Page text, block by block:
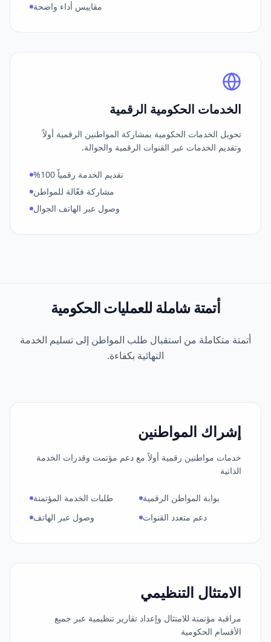
مقاييس أداء واضحة
الخدمات الحكومية الرقمية
تحويل الخدمات الحكومية بمشاركة المواطنين الرقمية أولاً
وتقديم الخدمات عبر القنوات الرقمية والجوالة.
تقديم الخدمة رقمياً 100%
مشاركة فعّالة للمواطن
وصول عبر الهاتف الجوال
أتمتة شاملة للعمليات الحكومية
أتمتة متكاملة من استقبال طلب المواطن إلى تسليم الخدمة
النهائية بكفاءة.
إشراك المواطنين
خدمات مواطنين رقمية أولاً مع دعم مؤتمت وقدرات الخدمة
الذاتية
بوابة المواطن الرقمية
طلبات الخدمة المؤتمتة
دعم متعدد القنوات
وصول عبر الهاتف
الامتثال التنظيمي
مراقبة مؤتمتة للامتثال وإعداد تقارير تنظيمية عبر جميع
الأقسام الحكومية